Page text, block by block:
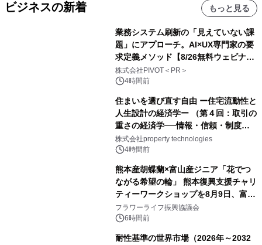
ビジネスの新着 もっと見る
業務システム刷新の「見えていない課
題」にアプローチ。AI×UX専門家の要
求定義メソッド【8/26無料ウェビナ
ー】株式会社PIVOT
株式会社PIVOT＜PR＞
4時間前
住まいを選び直す自由 ー住宅流動性と
人生設計の経済学ー （第４回：取引の
重さの経済学──情報・信頼・制度を
PropTechはどう組み替えるか）｜
PropTech-Lab
株式会社property technologies
4時間前
熊本産胡蝶蘭×富山産ジニア「花でつ
ながる希望の輪」 熊本復興支援チャリ
ティーワークショップを8月9日、富
山・射水で開催
フラワーライフ振興協議会
6時間前
耐性基準の世界市場（2026年～2032